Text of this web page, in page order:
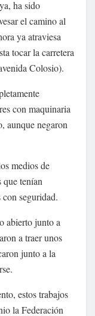
ha sido
el camino al
ya atraviesa
tocar la carretera
Colosio).
con maquinaria
aunque negaron
medios de
tenían
seguridad.
abierto junto a
a traer unos
junto a la
estos trabajos
la Federación